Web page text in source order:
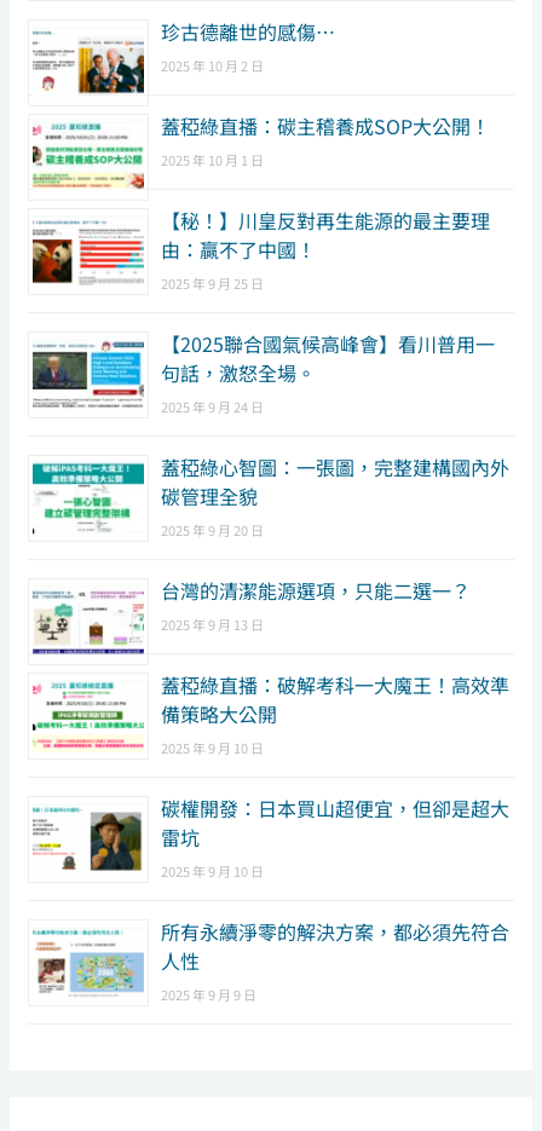
珍古德離世的感傷…
2025 年 10 月 2 日
蓋稏綠直播：碳主稽養成SOP大公開！
2025 年 10 月 1 日
【秘！】川皇反對再生能源的最主要理
由：贏不了中國！
2025 年 9 月 25 日
【2025聯合國氣候高峰會】看川普用一
句話，激怒全場。
2025 年 9 月 24 日
蓋稏綠心智圖：一張圖，完整建構國內外
碳管理全貌
2025 年 9 月 20 日
台灣的清潔能源選項，只能二選一？
2025 年 9 月 13 日
蓋稏綠直播：破解考科一大魔王！高效準
備策略大公開
2025 年 9 月 10 日
碳權開發：日本買山超便宜，但卻是超大
雷坑
2025 年 9 月 10 日
所有永續淨零的解決方案，都必須先符合
人性
2025 年 9 月 9 日